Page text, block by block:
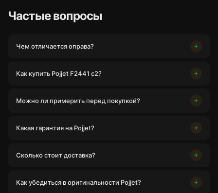
Частые вопросы
Чем отличается оправа?
Как купить Pojjet F2441 c2?
Можно ли примерить перед покупкой?
Какая гарантия на Pojjet?
Сколько стоит доставка?
Как убедиться в оригинальности Pojjet?